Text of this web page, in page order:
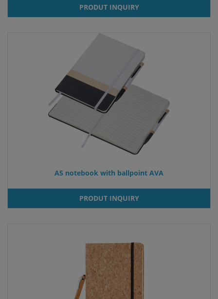
PRODUT INQUIRY
A5 notebook with ballpoint AVA
PRODUT INQUIRY